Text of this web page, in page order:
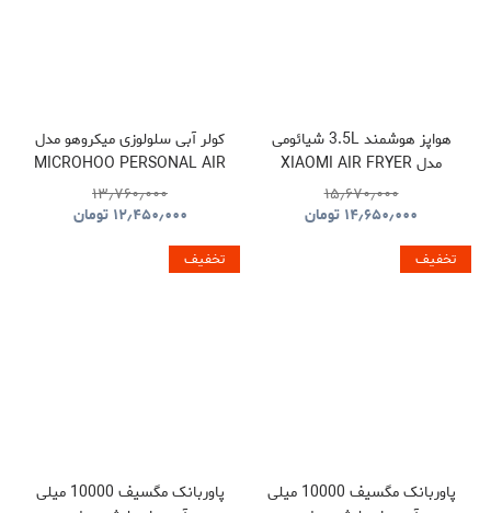
هواپز هوشمند 3.5L شیائومی
مدل XIAOMI AIR FRYER
MAF02
۱۵٫۶۷۰٫۰۰۰
۱۴٫۶۵۰٫۰۰۰ تومان
کولر آبی سلولوزی میکروهو مدل
MICROHOO PERSONAL AIR
COOLER MH01R
۱۳٫۷۶۰٫۰۰۰
۱۲٫۴۵۰٫۰۰۰ تومان
تخفیف
پاوربانک مگسیف 10000 میلی
تخفیف
پاوربانک مگسیف 10000 میلی